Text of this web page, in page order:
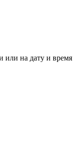
или на дату и время